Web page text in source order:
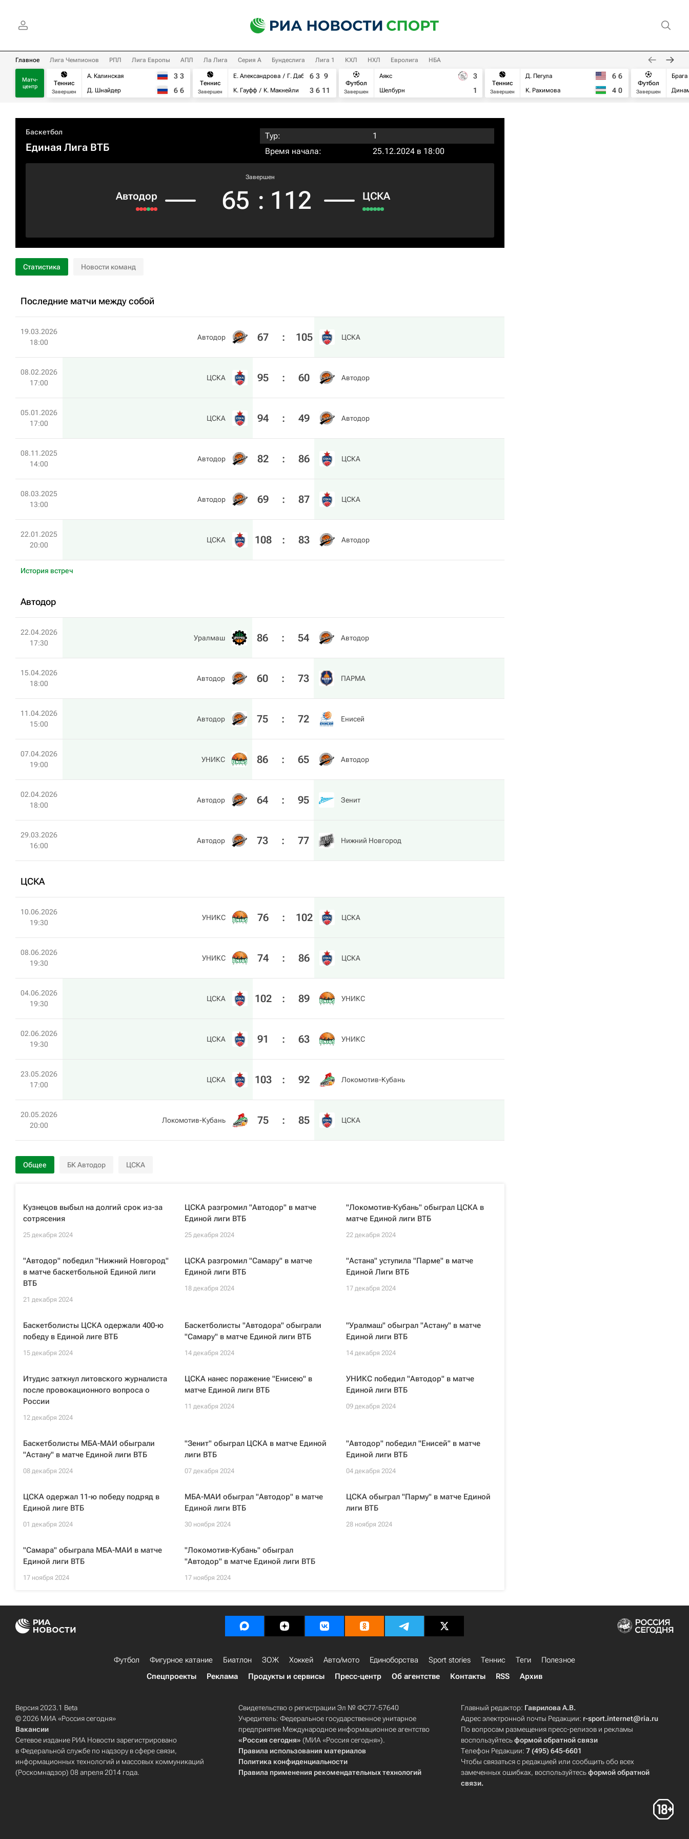
Главное Лига Чемпионов РПЛ Лига Европы АПЛ Ла Лига Серия А Бундеслига Лига 1 КХЛ НХЛ Евролига НБА
Матч-
центр
Теннис
Завершен
А. Калинская
Д. Шнайдер
3 3
6 6
Теннис
Завершен
Е. Александрова
Г. Дабровски
К. Гауфф
К. Макнейли
6 3 9
3 6 11
Футбол
Завершен
Аякс
Шелбурн
3
1
Теннис
Завершен
Д. Пегула
К. Рахимова
6 6
4 0
Футбол
Завершен
Брага
Баскетбол
Единая Лига ВТБ
Тур:
1
Время начала:
25.12.2024 в 18:00
Автодор
Завершен
65 : 112 ЦСКА
Статистика Новости команд
Последние матчи между собой
19.03.2026
18:00
Автодор 67 : 105 ЦСКА
08.02.2026
17:00
ЦСКА 95 : 60 Автодор
05.01.2026
17:00
ЦСКА 94 : 49 Автодор
08.11.2025
14:00
Автодор 82 : 86 ЦСКА
08.03.2025
13:00
Автодор 69 : 87 ЦСКА
22.01.2025
20:00
ЦСКА 108 : 83 Автодор
История встреч
Автодор
22.04.2026
17:30
Уралмаш 86 : 54 Автодор
15.04.2026
18:00
Автодор 60 : 73 ПАРМА
11.04.2026
15:00
Автодор 75 : 72 Енисей
07.04.2026
19:00
УНИКС 86 : 65 Автодор
02.04.2026
18:00
Автодор 64 : 95 Зенит
29.03.2026
16:00
Автодор 73 : 77 Нижний Новгород
ЦСКА
10.06.2026
19:30
УНИКС 76 : 102 ЦСКА
08.06.2026
19:30
УНИКС 74 : 86 ЦСКА
04.06.2026
19:30
ЦСКА 102 : 89 УНИКС
02.06.2026
19:30
ЦСКА 91 : 63 УНИКС
23.05.2026
17:00
ЦСКА 103 : 92 Локомотив-Кубань
20.05.2026
20:00
Локомотив-Кубань 75 : 85 ЦСКА
Общее БК Автодор ЦСКА
Кузнецов выбыл на долгий срок из-за
сотрясения
25 декабря 2024
ЦСКА разгромил "Автодор" в матче
Единой лиги ВТБ
25 декабря 2024
"Локомотив-Кубань" обыграл ЦСКА в
матче Единой лиги ВТБ
22 декабря 2024
"Автодор" победил "Нижний Новгород"
в матче баскетбольной Единой лиги
ВТБ
21 декабря 2024
ЦСКА разгромил "Самару" в матче
Единой лиги ВТБ
18 декабря 2024
"Астана" уступила "Парме" в матче
Единой Лиги ВТБ
17 декабря 2024
Баскетболисты ЦСКА одержали 400-ю
победу в Единой лиге ВТБ
15 декабря 2024
Баскетболисты "Автодора" обыграли
"Самару" в матче Единой лиги ВТБ
14 декабря 2024
"Уралмаш" обыграл "Астану" в матче
Единой лиги ВТБ
14 декабря 2024
Итудис заткнул литовского журналиста
после провокационного вопроса о
России
12 декабря 2024
ЦСКА нанес поражение "Енисею" в
матче Единой лиги ВТБ
11 декабря 2024
УНИКС победил "Автодор" в матче
Единой лиги ВТБ
09 декабря 2024
Баскетболисты МБА-МАИ обыграли
"Астану" в матче Единой лиги ВТБ
08 декабря 2024
"Зенит" обыграл ЦСКА в матче Единой
лиги ВТБ
07 декабря 2024
"Автодор" победил "Енисей" в матче
Единой лиги ВТБ
04 декабря 2024
ЦСКА одержал 11-ю победу подряд в
Единой лиге ВТБ
01 декабря 2024
МБА-МАИ обыграл "Автодор" в матче
Единой лиги ВТБ
30 ноября 2024
ЦСКА обыграл "Парму" в матче Единой
лиги ВТБ
28 ноября 2024
"Самара" обыграла МБА-МАИ в матче
Единой лиги ВТБ
17 ноября 2024
"Локомотив-Кубань" обыграл
"Автодор" в матче Единой лиги ВТБ
17 ноября 2024
Футбол Фигурное катание Биатлон ЗОЖ Хоккей Авто/мото Единоборства Sport stories Теннис Теги
Полезное
Спецпроекты
Реклама Продукты и сервисы Пресс-центр Об агентстве Контакты RSS Архив
Версия 2023.1 Beta
© 2026 МИА «Россия сегодня»
Вакансии
Сетевое издание РИА Новости зарегистрировано
в Федеральной службе по надзору в сфере связи,
информационных технологий и массовых коммуникаций
(Роскомнадзор) 08 апреля 2014 года.
Свидетельство о регистрации Эл № ФС77-57640
Учредитель: Федеральное государственное унитарное
предприятие Международное информационное агентство
«Россия сегодня» (МИА «Россия сегодня»).
Правила использования материалов
Политика конфиденциальности
Правила применения рекомендательных технологий
Главный редактор: Гаврилова А.В.
Адрес электронной почты Редакции: r-sport.internet@ria.ru
По вопросам размещения пресс-релизов и рекламы
воспользуйтесьформой обратной связи
Телефон Редакции:7 (495) 645-6601
Чтобы связаться с редакцией или сообщить обо всех
замеченных ошибках, воспользуйтесьформой обратной
связи.